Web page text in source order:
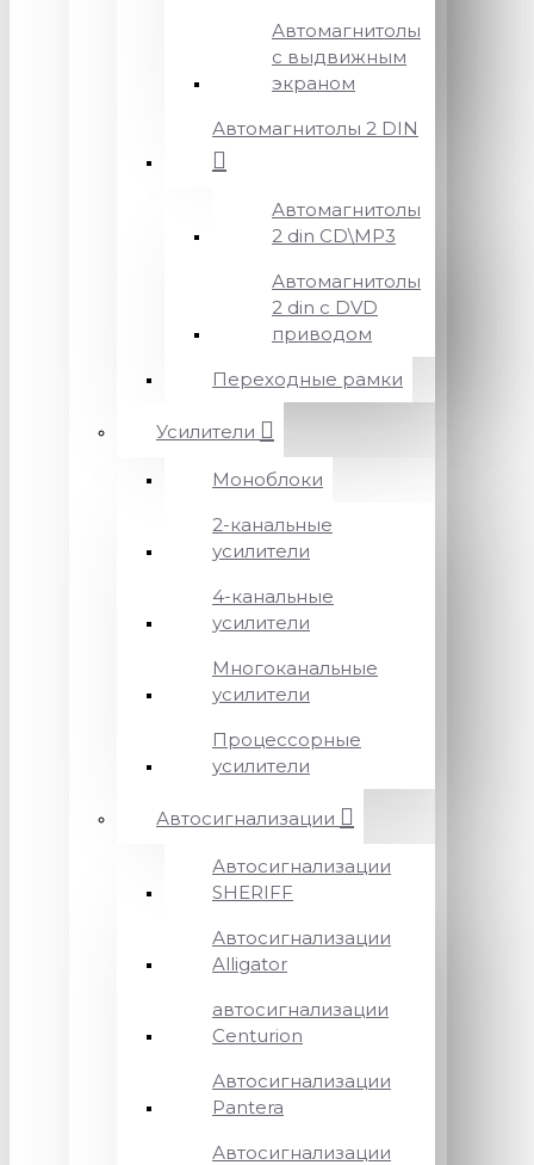
Автомагнитолы
с выдвижным
экраном
Автомагнитолы 2 DIN
Автомагнитолы
2 din CD\MP3
Автомагнитолы
2 din с DVD
приводом
Переходные рамки
Усилители
Моноблоки
2-канальные
усилители
4-канальные
усилители
Многоканальные
усилители
Процессорные
усилители
Автосигнализации
Автосигнализации
SHERIFF
Автосигнализации
Alligator
автосигнализации
Centurion
Автосигнализации
Pantera
Автосигнализации